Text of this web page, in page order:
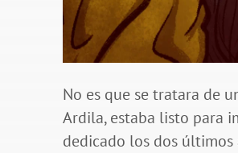
No es que se tratara de
Ardila, estaba listo para
dedicado los dos